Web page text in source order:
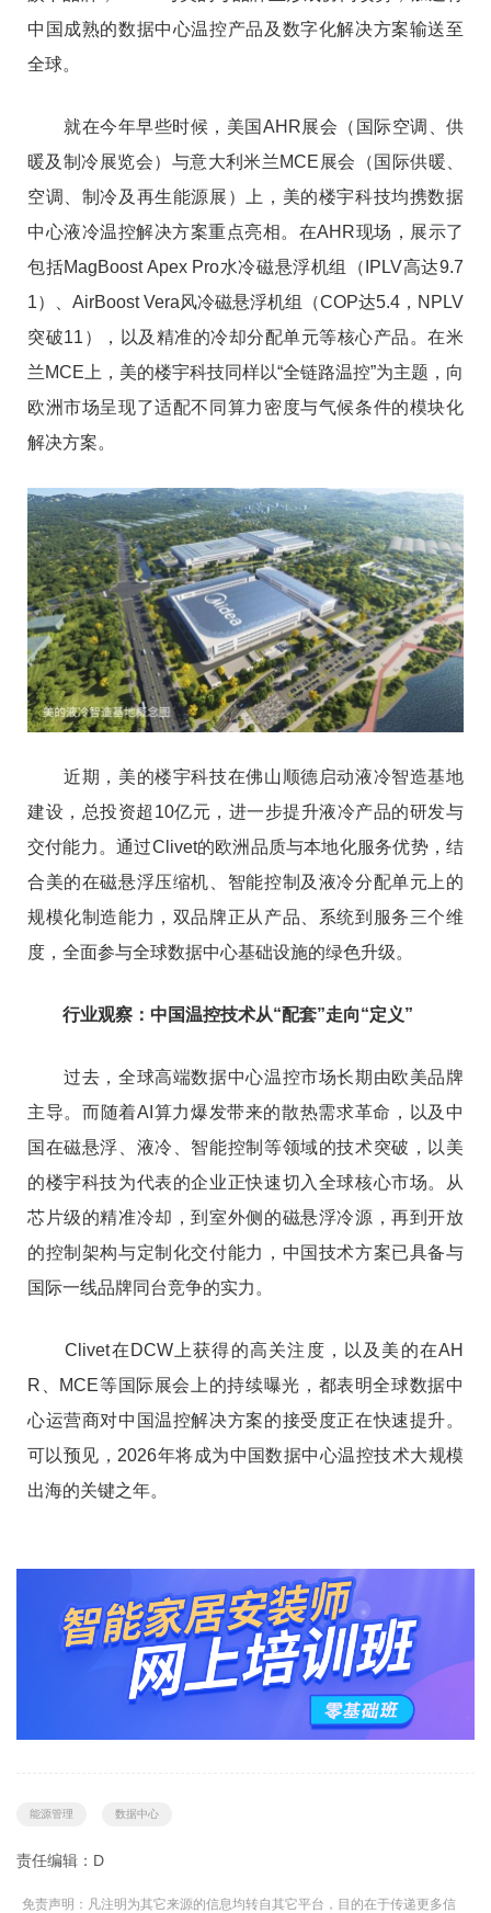
中国成熟的数据中心温控产品及数字化解决方案输送至
全球。
就在今年早些时候，美国AHR展会（国际空调、供
暖及制冷展览会）与意大利米兰MCE展会（国际供暖、
空调、制冷及再生能源展）上，美的楼宇科技均携数据
中心液冷温控解决方案重点亮相。在AHR现场，展示了
包括MagBoost Apex Pro水冷磁悬浮机组（IPLV高达9.7
1）、AirBoost Vera风冷磁悬浮机组（COP达5.4，NPLV
突破11），以及精准的冷却分配单元等核心产品。在米
兰MCE上，美的楼宇科技同样以“全链路温控”为主题，向
欧洲市场呈现了适配不同算力密度与气候条件的模块化
解决方案。
近期，美的楼宇科技在佛山顺德启动液冷智造基地
建设，总投资超10亿元，进一步提升液冷产品的研发与
交付能力。通过Clivet的欧洲品质与本地化服务优势，结
合美的在磁悬浮压缩机、智能控制及液冷分配单元上的
规模化制造能力，双品牌正从产品、系统到服务三个维
度，全面参与全球数据中心基础设施的绿色升级。
行业观察：中国温控技术从“配套”走向“定义”
过去，全球高端数据中心温控市场长期由欧美品牌
主导。而随着AI算力爆发带来的散热需求革命，以及中
国在磁悬浮、液冷、智能控制等领域的技术突破，以美
的楼宇科技为代表的企业正快速切入全球核心市场。从
芯片级的精准冷却，到室外侧的磁悬浮冷源，再到开放
的控制架构与定制化交付能力，中国技术方案已具备与
国际一线品牌同台竞争的实力。
Clivet在DCW上获得的高关注度，以及美的在AH
R、MCE等国际展会上的持续曝光，都表明全球数据中
心运营商对中国温控解决方案的接受度正在快速提升。
可以预见，2026年将成为中国数据中心温控技术大规模
出海的关键之年。
能源管理 数据中心
责任编辑：D
免责声明：凡注明为其它来源的信息均转自其它平台，目的在于传递更多信